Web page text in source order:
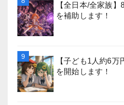
【全日本/全家族
を補助します！
【子ども1人約6
を開始します！